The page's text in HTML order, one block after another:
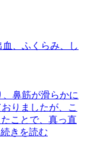
、ふくらみ、し
鼻筋が滑らかに
りましたが、こ
ことで、真っ直
きを読む